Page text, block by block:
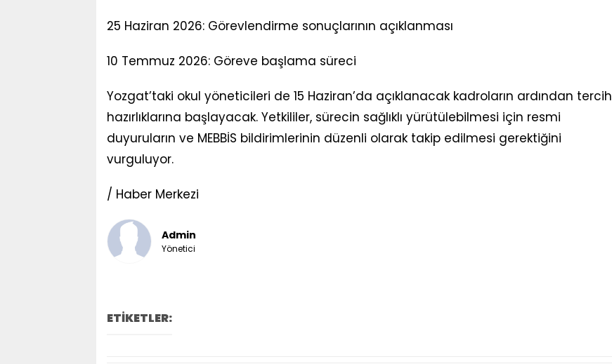
25 Haziran 2026: Görevlendirme sonuçlarının açıklanması
10 Temmuz 2026: Göreve başlama süreci
Yozgat’taki okul yöneticileri de 15 Haziran’da açıklanacak kadroların ardından tercih
hazırlıklarına başlayacak. Yetkililer, sürecin sağlıklı yürütülebilmesi için resmi
duyuruların ve MEBBİS bildirimlerinin düzenli olarak takip edilmesi gerektiğini
vurguluyor.
/ Haber Merkezi
Admin
Yönetici
ETİKETLER: